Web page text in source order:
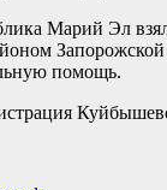
Марий Эл
Запорожской
помощь.